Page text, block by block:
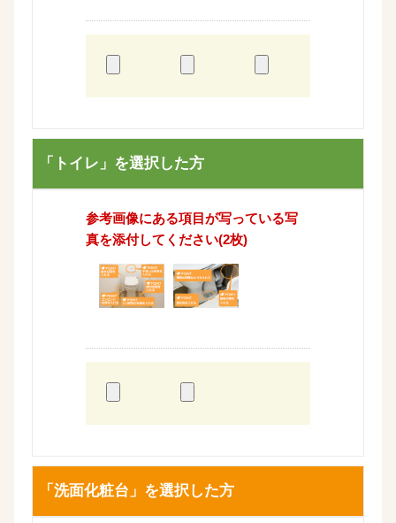
「トイレ」を選択した方
参考画像にある項目が写っている写
真を添付してください(2枚)
「洗面化粧台」を選択した方